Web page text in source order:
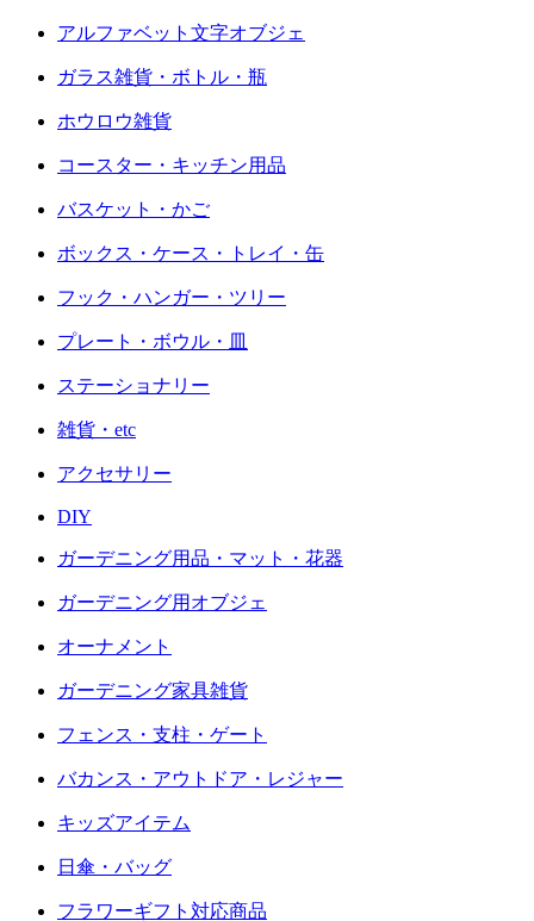
アルファベット文字オブジェ
ガラス雑貨・ボトル・瓶
ホウロウ雑貨
コースター・キッチン用品
バスケット・かご
ボックス・ケース・トレイ・缶
フック・ハンガー・ツリー
プレート・ボウル・皿
ステーショナリー
雑貨・etc
アクセサリー
DIY
ガーデニング用品・マット・花器
ガーデニング用オブジェ
オーナメント
ガーデニング家具雑貨
フェンス・支柱・ゲート
バカンス・アウトドア・レジャー
キッズアイテム
日傘・バッグ
フラワーギフト対応商品